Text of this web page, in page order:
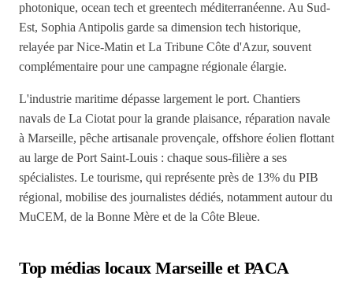
photonique, ocean tech et greentech méditerranéenne. Au Sud-
Est, Sophia Antipolis garde sa dimension tech historique,
relayée par Nice-Matin et La Tribune Côte d'Azur, souvent
complémentaire pour une campagne régionale élargie.
L'industrie maritime dépasse largement le port. Chantiers
navals de La Ciotat pour la grande plaisance, réparation navale
à Marseille, pêche artisanale provençale, offshore éolien flottant
au large de Port Saint-Louis : chaque sous-filière a ses
spécialistes. Le tourisme, qui représente près de 13% du PIB
régional, mobilise des journalistes dédiés, notamment autour du
MuCEM, de la Bonne Mère et de la Côte Bleue.
Top médias locaux Marseille et PACA